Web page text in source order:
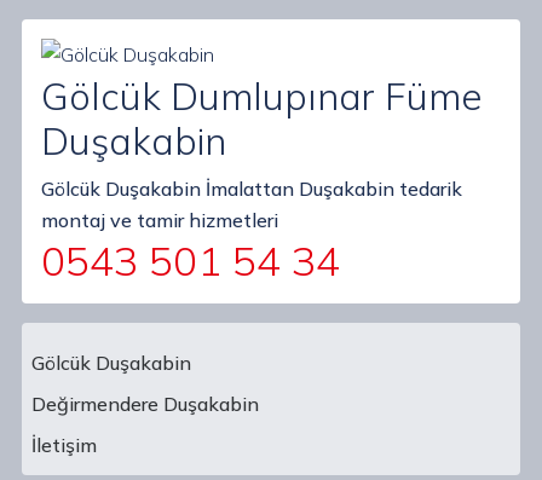
Gölcük Dumlupınar Füme
Duşakabin
Gölcük Duşakabin İmalattan Duşakabin tedarik
montaj ve tamir hizmetleri
0543 501 54 34
Main Navigation
Gölcük Duşakabin
Değirmendere Duşakabin
İletişim